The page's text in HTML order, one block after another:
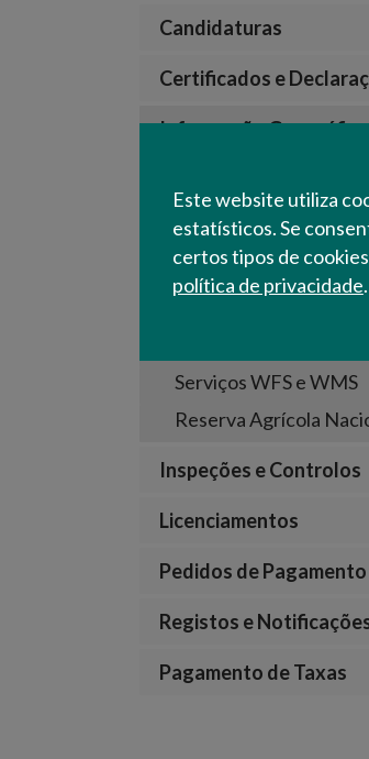
Este website utiliza
estatísticos. Se
certos tipos de
política de privacidade.
Candidaturas
Certificados e
Informação Geográfica
Infraestruturas -
Terrenos / Prédios
Alqueva
Serviços WFS e WMS
Reserva Agrícola
Inspeções e Controlos
Licenciamentos
Pedidos de Pagamento
Registos e
Pagamento de Taxas